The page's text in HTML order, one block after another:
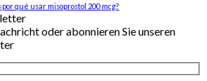
¿por qué usar misoprostol 200 mcg?
oder abonnieren Sie unseren